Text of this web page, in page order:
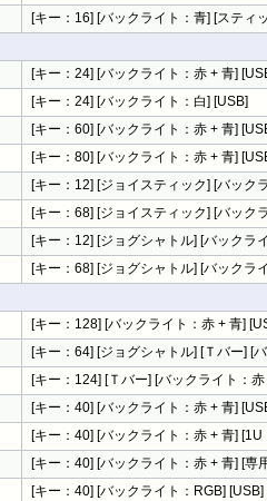
[キー：16] [バックライト：青] [スティ
[キー：24] [バックライト：赤 + 青]
[キー：24] [バックライト：白] [USB]
[キー：60] [バックライト：赤 + 青]
[キー：80] [バックライト：赤 + 青]
[キー：12] [ジョイスティック] [バック
[キー：68] [ジョイスティック] [バック
[キー：12] [ジョグシャトル] [バックラ
[キー：68] [ジョグシャトル] [バックラ
[キー：128] [バックライト：赤 + 青]
[キー：64] [ジョグシャトル] [Ｔバー] [
[キー：124] [Ｔバー] [バックライト：
[キー：40] [バックライト：赤 + 青]
[キー：40] [バックライト：赤 + 青]
[キー：40] [バックライト：赤 + 青] [専
[キー：40] [バックライト：RGB] [USB]